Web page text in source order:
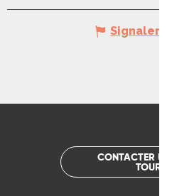
Signaler
CONTACTER